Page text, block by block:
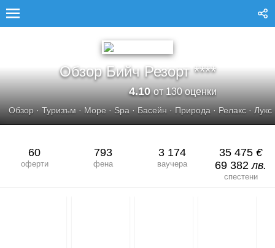
Обзор Бийч Резорт ****
4.10от 130 оценки
Обзор · Туризъм · Море · Spa · Басейн · Природа · Релакс · Лукс
60
оферти
793
фена
3 174
ваучера
35 475 €
69 382лв.
спестени